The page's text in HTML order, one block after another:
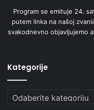
Program se emituje 24.
putem linka na našoj
svakodnevno objavljujemo
Kategorije
Kategorije